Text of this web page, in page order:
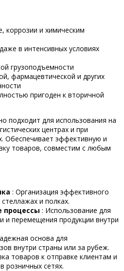
коррозии и химическим
в интенсивных условиях
грузоподъемности
фармацевтической и других
пригоден к вторичной
подходит для использования на
центрах и при
Обеспечивает эффективную и
товаров, совместим с любым
: Организация эффективного
и полках.
процессы : Использование для
и перемещения продукции внутри
основа для
внутри страны или за рубеж.
товаров к отправке клиентам и
розничных сетях.